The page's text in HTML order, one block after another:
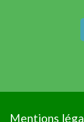
Mentions